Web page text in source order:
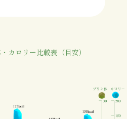
カロリー比較表（目安）